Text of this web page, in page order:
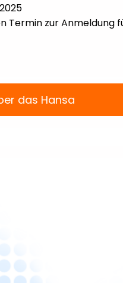
Termin zur Anmeldung
das Hansa